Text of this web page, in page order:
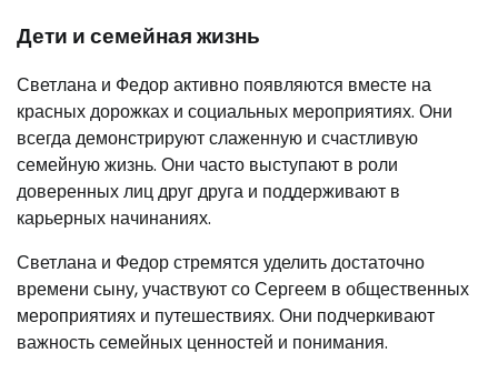
Дети и семейная жизнь
Светлана и Федор активно появляются вместе на
красных дорожках и социальных мероприятиях. Они
всегда демонстрируют слаженную и счастливую
семейную жизнь. Они часто выступают в роли
доверенных лиц друг друга и поддерживают в
карьерных начинаниях.
Светлана и Федор стремятся уделить достаточно
времени сыну, участвуют со Сергеем в общественных
мероприятиях и путешествиях. Они подчеркивают
важность семейных ценностей и понимания.